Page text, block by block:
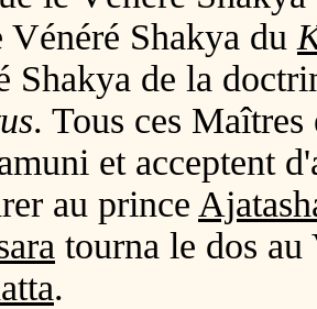
Vénéré Shakya du
Shakya de la
. Tous ces
et acceptent
au prince
tourna le dos au
.